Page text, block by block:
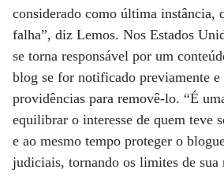
considerado como última instância,
falha”, diz Lemos. Nos Estados
se torna responsável por um
blog se for notificado previamente e
providências para removê-lo. “É
equilibrar o interesse de quem teve
e ao mesmo tempo proteger o
judiciais, tornando os limites de sua